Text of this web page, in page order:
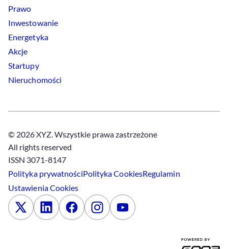
Prawo
Inwestowanie
Energetyka
Akcje
Startupy
Nieruchomości
© 2026 XYZ. Wszystkie prawa zastrzeżone
All rights reserved
ISSN 3071-8147
Polityka prywatnościPolitykaCookiesRegulamin
UstawieniaCookies
x LinkedinFacebookInstagramYoutube